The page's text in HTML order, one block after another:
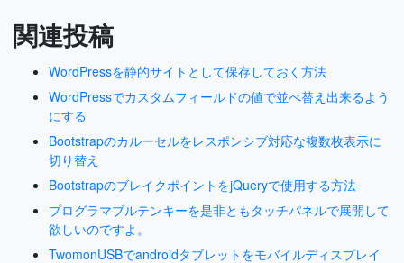
関連投稿
WordPressを静的サイトとして保存しておく方法
WordPressでカスタムフィールドの値で並べ替え出来るよう
にする
Bootstrapのカルーセルをレスポンシブ対応な複数枚表示に
切り替え
BootstrapのブレイクポイントをjQueryで使用する方法
プログラマブルテンキーを是非ともタッチパネルで展開して
欲しいのですよ。
TwomonUSBでandroidタブレットをモバイルディスプレイ